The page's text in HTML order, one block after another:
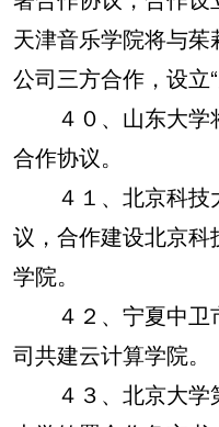
天津音乐学院将与
公司三方合作，设立
４０、山东大学
合作协议。
４１、北京科技
议，合作建设北京
学院。
４２、宁夏中卫
司共建云计算学院。
４３、北京大学